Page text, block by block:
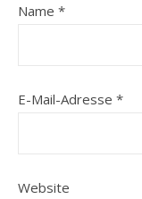
Name *
E-Mail-Adresse *
Website